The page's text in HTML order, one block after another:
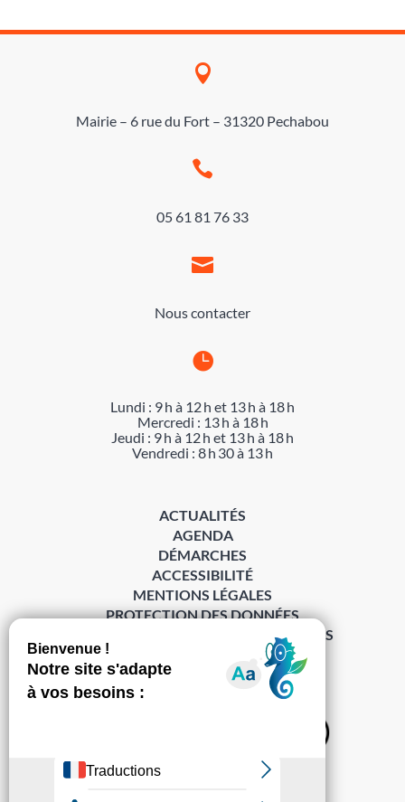

Mairie – 6 rue du Fort – 31320 Pechabou

05 61 81 76 33

Nous contacter

Lundi : 9 h à 12 h et 13 h à 18 h
Mercredi : 13 h à 18 h
Jeudi : 9 h à 12 h et 13 h à 18 h
Vendredi : 8 h 30 à 13 h
S’abonner à la Gazette ›
ACTUALITÉS
AGENDA
DÉMARCHES
ACCESSIBILITÉ
MENTIONS LÉGALES
PROTECTION DES DONNÉES
POLITIQUE DE GESTION DES COOKIES